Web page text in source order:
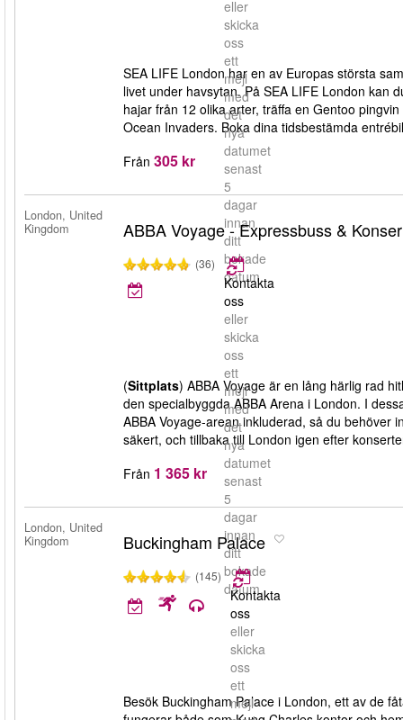
eller
skicka
oss
ett
mejl
med
det
nya
datumet
senast
5
dagar
innan
ditt
bokade
datum.
SEA LIFE London har en av Europas största
livet under havsytan. På SEA LIFE London kan
hajar från 12 olika arter, träffa en Gentoo
Ocean Invaders. Boka dina tidsbestämda
Från 305 kr
London, United
Kingdom
ABBA Voyage - Expressbuss &
(36)
Kontakta
oss
eller
skicka
oss
ett
mejl
med
det
nya
datumet
senast
5
dagar
innan
ditt
bokade
datum.
(Sittplats) ABBA Voyage är en lång härlig rad
den specialbyggda ABBA Arena i London. I
ABBA Voyage-arean inkluderad, så du behöver
säkert, och tillbaka till London igen efter
Från 1 365 kr
London, United
Kingdom
Buckingham Palace
(145)
Kontakta
oss
eller
skicka
oss
ett
mejl
Besök Buckingham Palace i London, ett av de